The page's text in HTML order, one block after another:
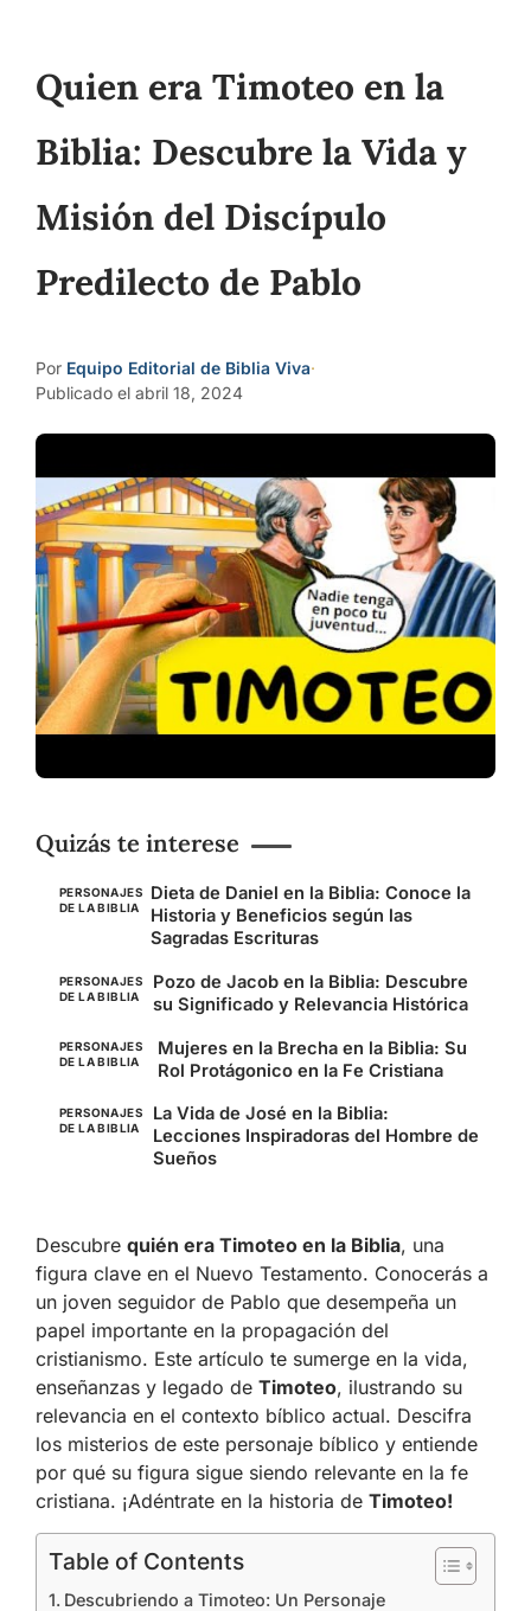
Quien era Timoteo en la
Biblia: Descubre la Vida y
Misión del Discípulo
Predilecto de Pablo
Por Equipo Editorial de Biblia Viva·
Publicado el abril 18, 2024
Quizás te interese
PERSONAJES
DE LA BIBLIA
Dieta de Daniel en la Biblia: Conoce la
Historia y Beneficios según las
Sagradas Escrituras
PERSONAJES
DE LA BIBLIA
Pozo de Jacob en la Biblia: Descubre
su Significado y Relevancia Histórica
PERSONAJES
DE LA BIBLIA
Mujeres en la Brecha en la Biblia: Su
Rol Protágonico en la Fe Cristiana
PERSONAJES
DE LA BIBLIA
La Vida de José en la Biblia:
Lecciones Inspiradoras del Hombre de
Sueños
Descubre quién era Timoteo en la Biblia, una
figura clave en el Nuevo Testamento. Conocerás a
un joven seguidor de Pablo que desempeña un
papel importante en la propagación del
cristianismo. Este artículo te sumerge en la vida,
enseñanzas y legado de Timoteo, ilustrando su
relevancia en el contexto bíblico actual. Descifra
los misterios de este personaje bíblico y entiende
por qué su figura sigue siendo relevante en la fe
cristiana. ¡Adéntrate en la historia de Timoteo!
Table of Contents
Descubriendo a Timoteo: Un Personaje